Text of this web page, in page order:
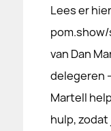
Lees er
pom.show/
van Dan
delegeren
Martell
hulp,